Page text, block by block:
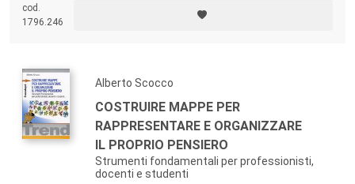
nelle università anglosassoni, come quella di Sidney, la prima
università al mondo a inserire il coaching tra le materie accademiche.
cod.
1796.246
Alberto Scocco
COSTRUIRE MAPPE PER
RAPPRESENTARE E ORGANIZZARE
IL PROPRIO PENSIERO
Strumenti fondamentali per professionisti,
docenti e studenti